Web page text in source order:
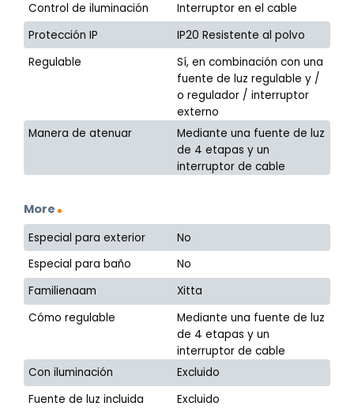
Control de iluminación
Interruptor en el cable
Protección IP
IP20 Resistente al polvo
Regulable
Sí, en combinación con una
fuente de luz regulable y /
o regulador / interruptor
externo
Manera de atenuar
Mediante una fuente de luz
de 4 etapas y un
interruptor de cable
More
Especial para exterior
No
Especial para baño
No
Familienaam
Xitta
Cómo regulable
Mediante una fuente de luz
de 4 etapas y un
interruptor de cable
Con iluminación
Excluido
Fuente de luz incluida
Excluido